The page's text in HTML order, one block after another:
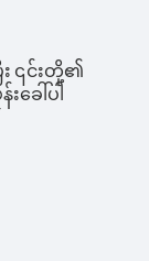
၎င်းတို့၏
ေါ်ပါ